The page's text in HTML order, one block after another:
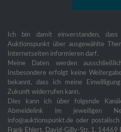
Ich bin damit einverstanden,
Auktionspunkt über ausgewählte
Internetseiten informieren darf.
Meine Daten werden
Insbesondere erfolgt keine
bekannt, dass ich meine
Zukunft widerrufen kann.
Dies kann ich über folgende
Abmeldelink im jeweiligen
info@auktionspunkt.de oder
Frank Ehlert, David-Gilly-Str. 1, 14469